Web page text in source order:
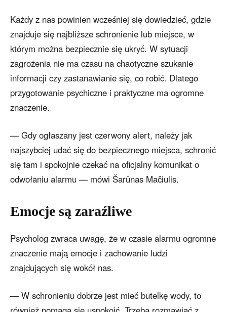
Każdy z nas powinien wcześniej się dowiedzieć, gdzie
znajduje się najbliższe schronienie lub miejsce, w
którym można bezpiecznie się ukryć. W sytuacji
zagrożenia nie ma czasu na chaotyczne szukanie
informacji czy zastanawianie się, co robić. Dlatego
przygotowanie psychiczne i praktyczne ma ogromne
znaczenie.
— Gdy ogłaszany jest czerwony alert, należy jak
najszybciej udać się do bezpiecznego miejsca, schronić
się tam i spokojnie czekać na oficjalny komunikat o
odwołaniu alarmu — mówi Šarūnas Mačiulis.
Emocje są zaraźliwe
Psycholog zwraca uwagę, że w czasie alarmu ogromne
znaczenie mają emocje i zachowanie ludzi
znajdujących się wokół nas.
— W schronieniu dobrze jest mieć butelkę wody, to